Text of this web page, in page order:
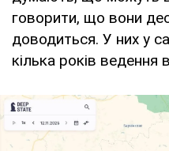
говорити, що вони
доводиться. У них у
кілька років ведення